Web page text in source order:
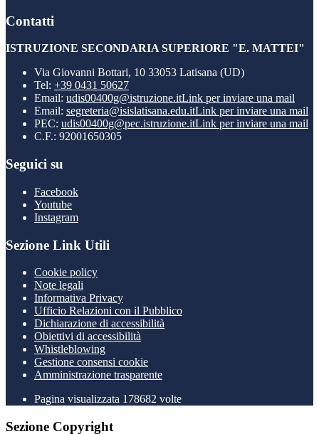
Contatti
ISTRUZIONE SECONDARIA SUPERIORE "E. MATTEI"
Via Giovanni Bottari, 10 33053 Latisana (UD)
Tel: +39 0431 50627
Email: udis00400g@istruzione.itLink per inviare una mail
Email: segreteria@isislatisana.edu.itLink per inviare una mail
PEC: udis00400g@pec.istruzione.itLink per inviare una mail
C.F.: 92001650305
Seguici su
Facebook
Youtube
Instagram
Sezione Link Utili
Cookie policy
Note legali
Informativa Privacy
Ufficio Relazioni con il Pubblico
Dichiarazione di accessibilità
Obiettivi di accessibilità
Whistleblowing
Gestione consensi cookie
Amministrazione trasparente
Pagina visualizzata 178682 volte
Sezione Copyright